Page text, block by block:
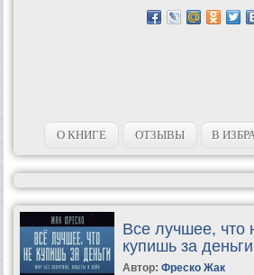
О КНИГЕ ОТЗЫВЫ В
Все лучшее, что
купишь за деньги
Автор: Фреско Жак